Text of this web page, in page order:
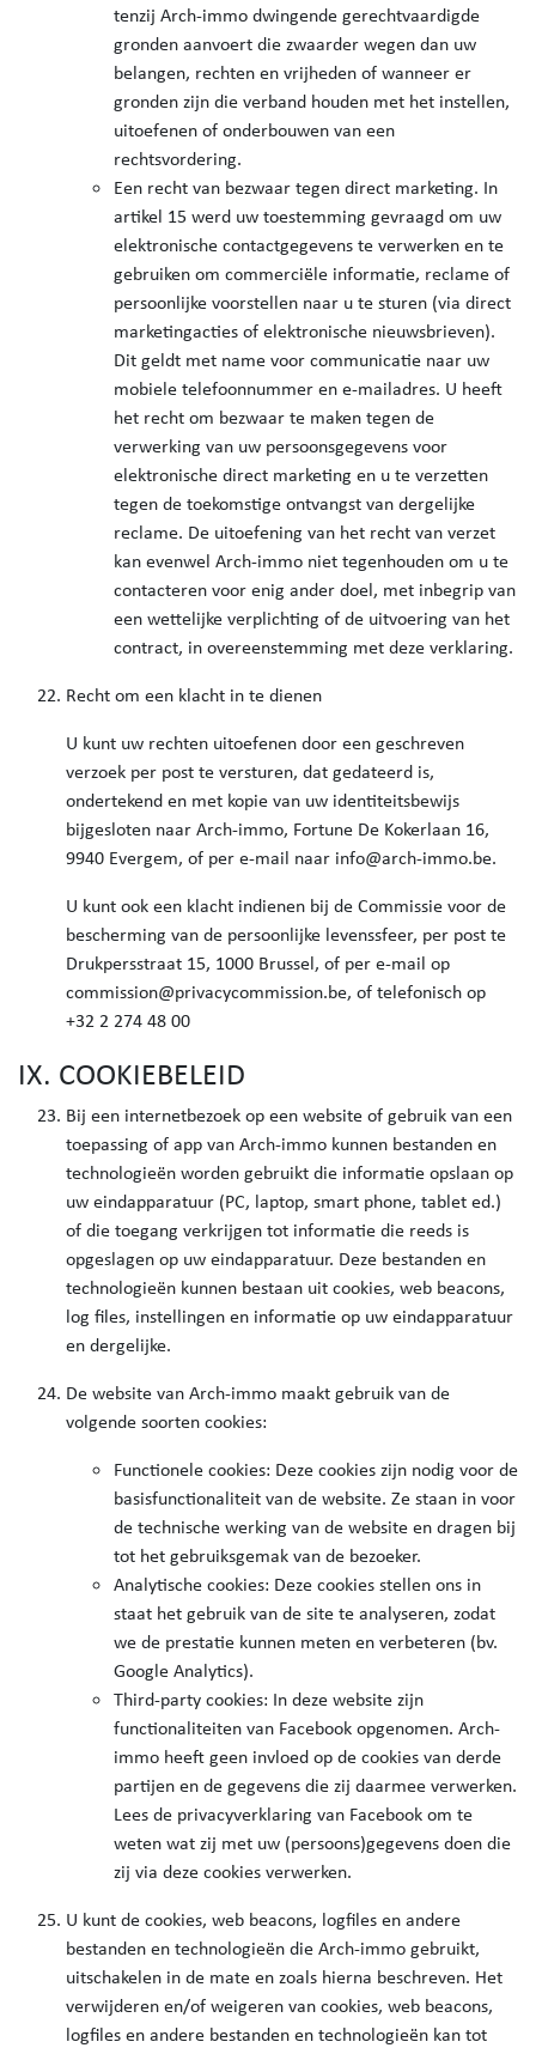
tenzij Arch-immo dwingende gerechtvaardigde
gronden aanvoert die zwaarder wegen dan uw
belangen, rechten en vrijheden of wanneer er
gronden zijn die verband houden met het instellen,
uitoefenen of onderbouwen van een
rechtsvordering.
Een recht van bezwaar tegen direct marketing. In
artikel 15 werd uw toestemming gevraagd om uw
elektronische contactgegevens te verwerken en te
gebruiken om commerciële informatie, reclame of
persoonlijke voorstellen naar u te sturen (via direct
marketingacties of elektronische nieuwsbrieven).
Dit geldt met name voor communicatie naar uw
mobiele telefoonnummer en e-mailadres. U heeft
het recht om bezwaar te maken tegen de
verwerking van uw persoonsgegevens voor
elektronische direct marketing en u te verzetten
tegen de toekomstige ontvangst van dergelijke
reclame. De uitoefening van het recht van verzet
kan evenwel Arch-immo niet tegenhouden om u te
contacteren voor enig ander doel, met inbegrip van
een wettelijke verplichting of de uitvoering van het
contract, in overeenstemming met deze verklaring.
Recht om een klacht in te dienen
U kunt uw rechten uitoefenen door een geschreven
verzoek per post te versturen, dat gedateerd is,
ondertekend en met kopie van uw identiteitsbewijs
bijgesloten naar Arch-immo, Fortune De Kokerlaan 16,
9940 Evergem, of per e-mail naar info@arch-immo.be.
U kunt ook een klacht indienen bij de Commissie voor de
bescherming van de persoonlijke levenssfeer, per post te
Drukpersstraat 15, 1000 Brussel, of per e-mail op
commission@privacycommission.be, of telefonisch op
+32 2 274 48 00
IX. COOKIEBELEID
Bij een internetbezoek op een website of gebruik van een
toepassing of app van Arch-immo kunnen bestanden en
technologieën worden gebruikt die informatie opslaan op
uw eindapparatuur (PC, laptop, smart phone, tablet ed.)
of die toegang verkrijgen tot informatie die reeds is
opgeslagen op uw eindapparatuur. Deze bestanden en
technologieën kunnen bestaan uit cookies, web beacons,
log files, instellingen en informatie op uw eindapparatuur
en dergelijke.
De website van Arch-immo maakt gebruik van de
volgende soorten cookies:
Functionele cookies: Deze cookies zijn nodig voor de
basisfunctionaliteit van de website. Ze staan in voor
de technische werking van de website en dragen bij
tot het gebruiksgemak van de bezoeker.
Analytische cookies: Deze cookies stellen ons in
staat het gebruik van de site te analyseren, zodat
we de prestatie kunnen meten en verbeteren (bv.
Google Analytics).
Third-party cookies: In deze website zijn
functionaliteiten van Facebook opgenomen. Arch-
immo heeft geen invloed op de cookies van derde
partijen en de gegevens die zij daarmee verwerken.
Lees de privacyverklaring van Facebook om te
weten wat zij met uw (persoons)gegevens doen die
zij via deze cookies verwerken.
U kunt de cookies, web beacons, logfiles en andere
bestanden en technologieën die Arch-immo gebruikt,
uitschakelen in de mate en zoals hierna beschreven. Het
verwijderen en/of weigeren van cookies, web beacons,
logfiles en andere bestanden en technologieën kan tot